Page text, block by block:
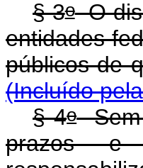
§ 3oO
entidades
públicos de
(Incluído
§ 4oSem
prazos e